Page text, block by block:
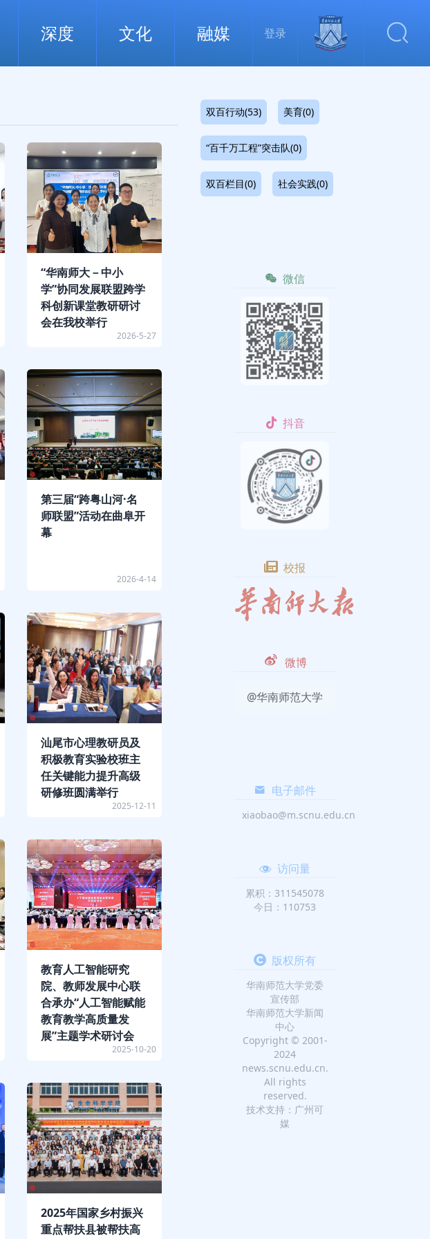
深度 文化 融媒 登录
“华南师大－中小
学”协同发展联盟跨学
科创新课堂教研研讨
会在我校举行
2026-5-27
第三届“跨粤山河·名
师联盟”活动在曲阜开
幕
2026-4-14
汕尾市心理教研员及
积极教育实验校班主
任关键能力提升高级
研修班圆满举行
2025-12-11
教育人工智能研究
院、教师发展中心联
合承办“人工智能赋能
教育教学高质量发
展”主题学术研讨会
2025-10-20
2025年国家乡村振兴
重点帮扶县被帮扶高
双百行动(53) 美育(0)
“百千万工程”突击队(0)
双百栏目(0) 社会实践(0)
微信
抖音
校报
微博
@华南师范大学
电子邮件
xiaobao@m.scnu.edu.cn
访问量
累积：311545078
今日：110753
版权所有
华南师范大学党委
宣传部
华南师范大学新闻
中心
Copyright © 2001-
2024
news.scnu.edu.cn.
All rights
reserved.
技术支持：广州可
媒